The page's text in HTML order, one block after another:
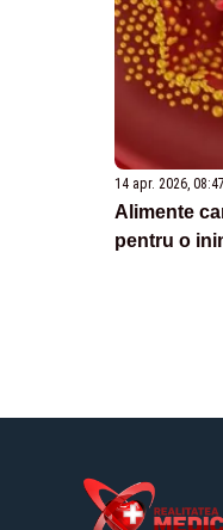
14 apr. 2026, 08:47
Alimente
pentru o